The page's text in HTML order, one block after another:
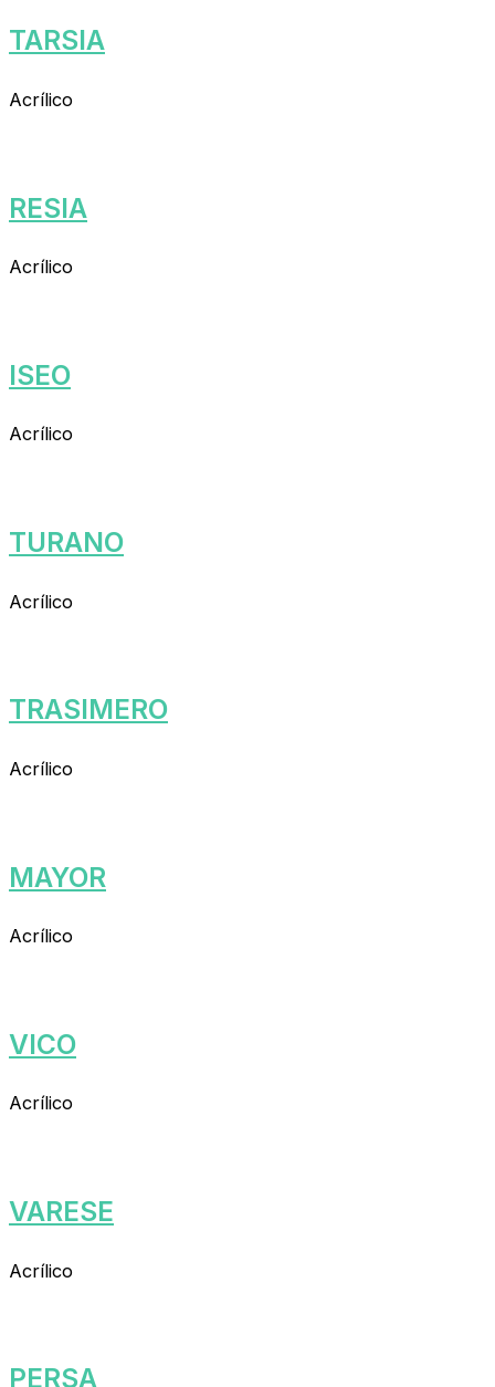
TARSIA
Acrílico
RESIA
Acrílico
ISEO
Acrílico
TURANO
Acrílico
TRASIMERO
Acrílico
MAYOR
Acrílico
VICO
Acrílico
VARESE
Acrílico
PERSA